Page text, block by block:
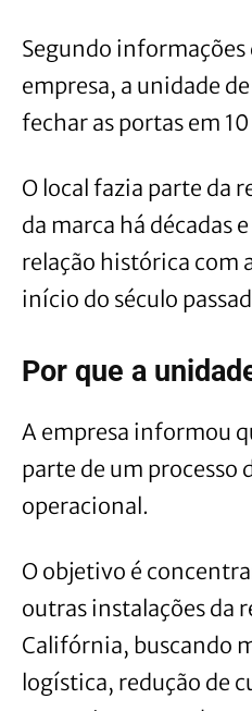
Segundo informações
empresa, a unidade
fechar as portas em
O local fazia parte da
da marca há décadas
relação histórica com
início do século
Por que a
A empresa informou
parte de um processo
operacional.
O objetivo é
outras instalações da
Califórnia, buscando
logística, redução de